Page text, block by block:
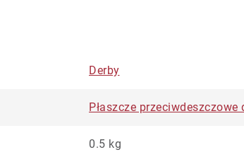
Derby
Płaszcze przeciwdeszczowe
0.5 kg